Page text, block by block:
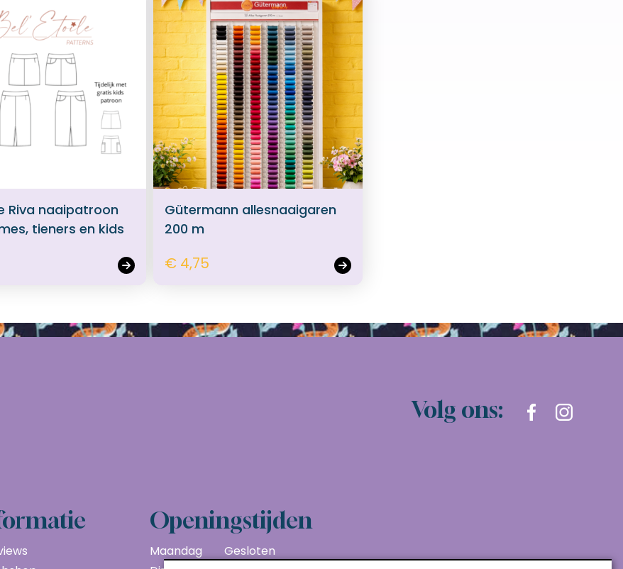
Riva naaipatroon
tieners en kids
Gütermann allesnaaigaren
200 m
€ 4,75
Volg ons:
Openingstijden
Maandag
Gesloten